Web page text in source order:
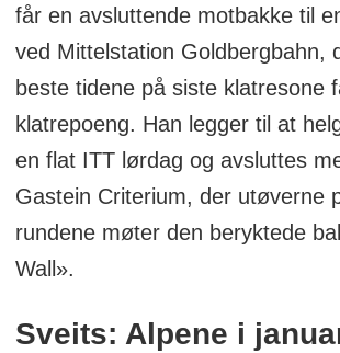
får en avsluttende motbakke til
ved Mittelstation Goldbergbahn,
beste tidene på siste klatresone
klatrepoeng. Han legger til at
en flat ITT lørdag og avsluttes
Gastein Criterium, der utøverne
rundene møter den beryktede
Wall».
Sveits: Alpene i